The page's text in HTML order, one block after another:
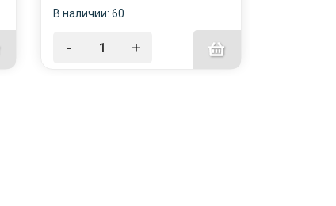
В наличии: 60
- +